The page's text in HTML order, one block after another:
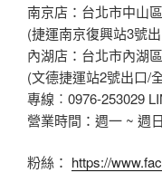
南京店：台北市中山
(捷運南京復興站3號
內湖店：台北市內湖
(文德捷運站2號出口/
專線︰0976-253029
營業時間：週一 ~ 週
粉絲： https://